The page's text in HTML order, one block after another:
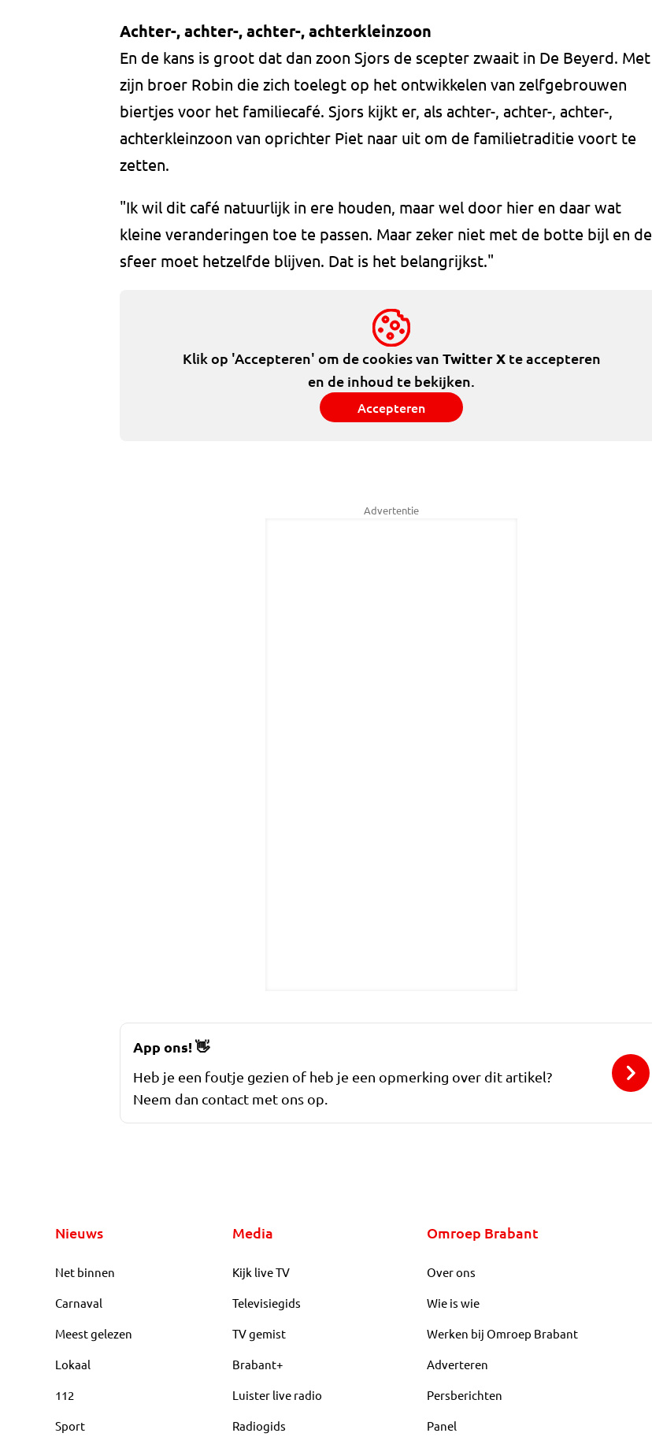
Achter-, achter-, achter-, achterkleinzoon
En de kans is groot dat dan zoon Sjors de scepter zwaait in De Beyerd. Met
zijn broer Robin die zich toelegt op het ontwikkelen van zelfgebrouwen
biertjes voor het familiecafé. Sjors kijkt er, als achter-, achter-, achter-,
achterkleinzoon van oprichter Piet naar uit om de familietraditie voort te
zetten.
"Ik wil dit café natuurlijk in ere houden, maar wel door hier en daar wat
kleine veranderingen toe te passen. Maar zeker niet met de botte bijl en de
sfeer moet hetzelfde blijven. Dat is het belangrijkst."
Klik op 'Accepteren' om de cookies van Twitter Xte accepteren
en de inhoud te bekijken.
Accepteren
Advertentie
App ons!👋
Heb je een foutje gezien of heb je een opmerking over dit artikel?
Neem dan contact met ons op.
Nieuws
Net binnen
Carnaval
Meest gelezen
Lokaal
112
Sport
Media
Kijk live TV
Televisiegids
TV gemist
Brabant+
Luister live radio
Radiogids
Omroep Brabant
Over ons
Wie is wie
Werken bij Omroep Brabant
Adverteren
Persberichten
Panel